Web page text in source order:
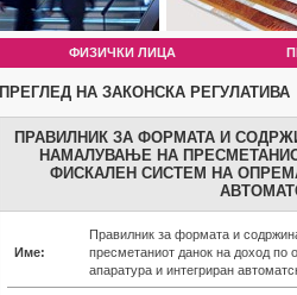
ФИЗИЧКИ ЛИЦА
ПРЕГЛЕД НА ЗАКОНСКА РЕГУЛАТИВА
ПРАВИЛНИК ЗА ФОРМАТА И
НАМАЛУВАЊЕ НА
ФИСКАЛЕН СИСТЕМ НА
Име:
Правилник за формата и
пресметаниот данок на доход
апаратура и интегриран